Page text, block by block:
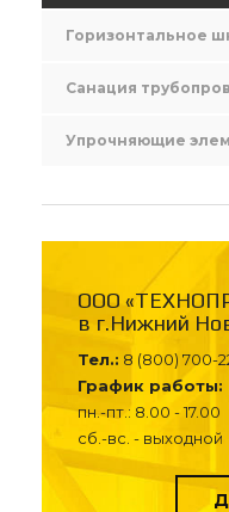
Горизонтальное
Санация
Упрочняющие
ООО
в г.Нижний
Тел.: 8 (800) 700-
График работы:
пн.-пт.: 8.00 - 17.00
сб.-вс. - выходной